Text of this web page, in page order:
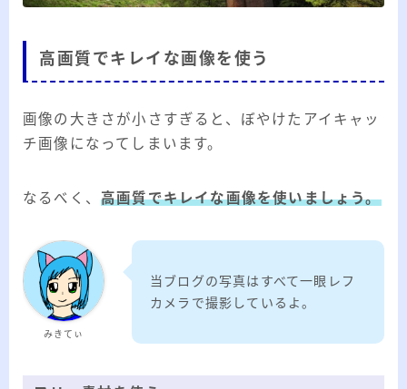
高画質でキレイな画像を使う
画像の大きさが小さすぎると、ぼやけたアイキャッ
チ画像になってしまいます。
なるべく、 高画質でキレイな画像を使いましょう。
みきてぃ
当ブログの写真はすべて一眼レフ
カメラで撮影しているよ。